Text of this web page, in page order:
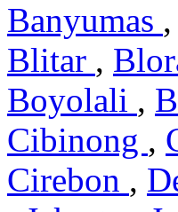
Banyumas ,
Blitar ,
Boyolali ,
Cibinong ,
Cirebon ,